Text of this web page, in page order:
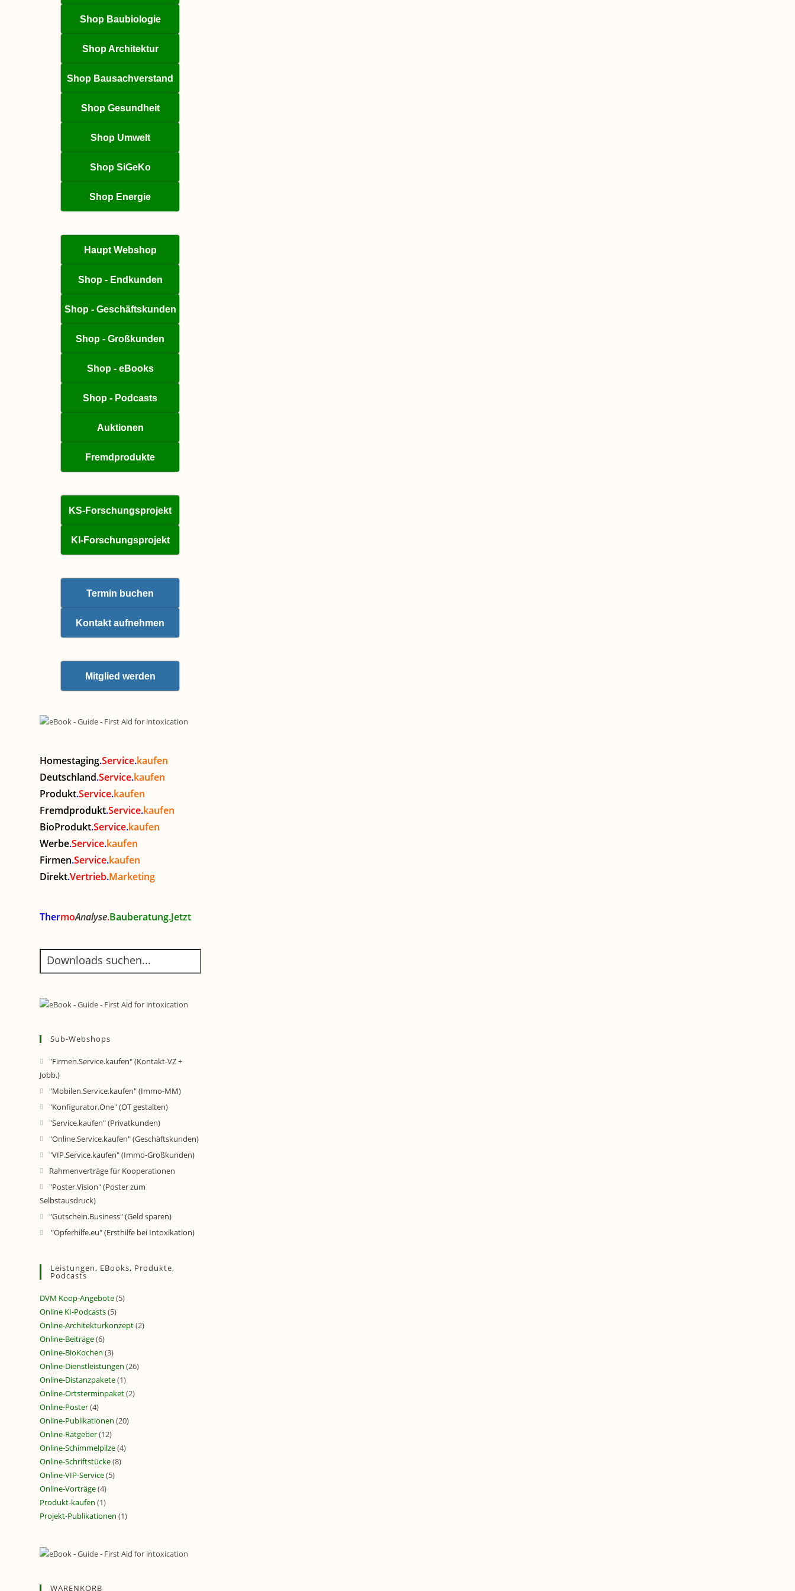
Shop Baubiologie
Shop Architektur
Shop Bausachverstand
Shop Gesundheit
Shop Umwelt
Shop SiGeKo
Shop Energie
Haupt Webshop
Shop - Endkunden
Shop - Geschäftskunden
Shop - Großkunden
Shop - eBooks
Shop - Podcasts
Auktionen
Fremdprodukte
KS-Forschungsprojekt
KI-Forschungsprojekt
Termin buchen
Kontakt aufnehmen
Mitglied werden
Homestaging.Service.kaufen
Deutschland.Service.kaufen
Produkt.Service.kaufen
Fremdprodukt.Service.kaufen
BioProdukt.Service.kaufen
Werbe.Service.kaufen
Firmen.Service.kaufen
Direkt.Vertrieb.Marketing
ThermoAnalyse.Bauberatung.Jetzt
Sub-Webshops
"Firmen.Service.kaufen" (Kontakt-VZ +
Jobb.)
"Mobilen.Service.kaufen" (Immo-MM)
"Konfigurator.One" (OT gestalten)
"Service.kaufen" (Privatkunden)
"Online.Service.kaufen" (Geschäftskunden)
"VIP.Service.kaufen" (Immo-Großkunden)
Rahmenverträge für Kooperationen
"Poster.Vision" (Poster zum
Selbstausdruck)
"Gutschein.Business" (Geld sparen)
"Opferhilfe.eu" (Ersthilfe bei Intoxikation)
Leistungen, EBooks, Produkte,
Podcasts
DVM Koop-Angebote(5)
Online KI-Podcasts(5)
Online-Architekturkonzept(2)
Online-Beiträge(6)
Online-BioKochen (3)
Online-Dienstleistungen (26)
Online-Distanzpakete(1)
Online-Ortsterminpaket(2)
Online-Poster(4)
Online-Publikationen (20)
Online-Ratgeber(12)
Online-Schimmelpilze(4)
Online-Schriftstücke(8)
Online-VIP-Service(5)
Online-Vorträge(4)
Produkt-kaufen (1)
Projekt-Publikationen (1)
WARENKORB